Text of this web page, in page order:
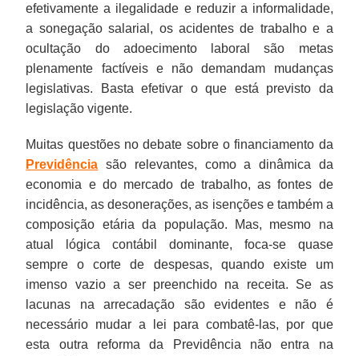
efetivamente a ilegalidade e reduzir a informalidade,
a sonegação salarial, os acidentes de trabalho e a
ocultação do adoecimento laboral são metas
plenamente factíveis e não demandam mudanças
legislativas. Basta efetivar o que está previsto da
legislação vigente.
Muitas questões no debate sobre o financiamento da
Previdência são relevantes, como a dinâmica da
economia e do mercado de trabalho, as fontes de
incidência, as desonerações, as isenções e também a
composição etária da população. Mas, mesmo na
atual lógica contábil dominante, foca-se quase
sempre o corte de despesas, quando existe um
imenso vazio a ser preenchido na receita. Se as
lacunas na arrecadação são evidentes e não é
necessário mudar a lei para combatê-las, por que
esta outra reforma da Previdência não entra na